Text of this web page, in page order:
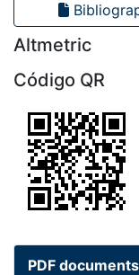
Altmetric
Código QR
PDF documents